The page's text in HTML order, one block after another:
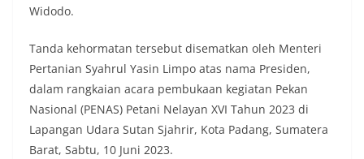
Widodo.
Tanda kehormatan tersebut disematkan oleh Menteri
Pertanian Syahrul Yasin Limpo atas nama Presiden,
dalam rangkaian acara pembukaan kegiatan Pekan
Nasional (PENAS) Petani Nelayan XVI Tahun 2023 di
Lapangan Udara Sutan Sjahrir, Kota Padang, Sumatera
Barat, Sabtu, 10 Juni 2023.